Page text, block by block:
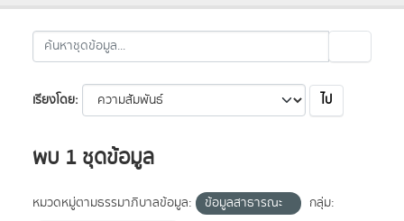
เรียงโดย ไป
พบ 1 ชุดข้อมูล
หมวดหมู่ตามธรรมาภิบาลข้อมูล: ข้อมูลสาธารณะ
กลุ่ม: